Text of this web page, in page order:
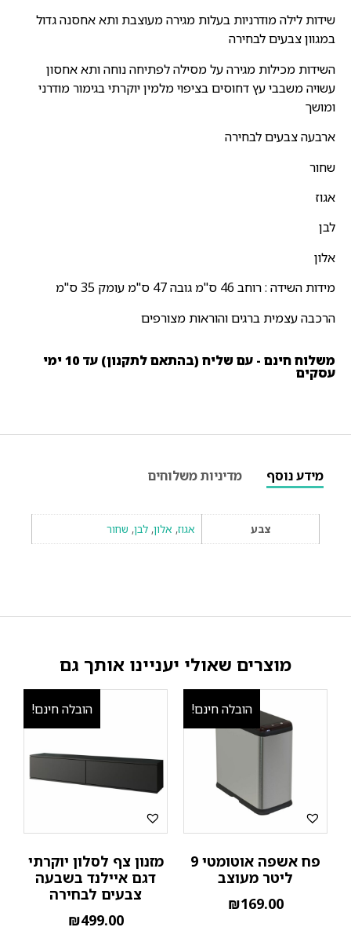
שידות לילה מודרניות בעלות מגירה מעוצבת ותא אחסנה גדול
במגוון צבעים לבחירה
השידות מכילות מגירה על מסילה לפתיחה נוחה ותא אחסון
עשויה משבבי עץ דחוסים בציפוי מלמין יוקרתי בגימור מודרני
ומושך
ארבעה צבעים לבחירה
שחור
אגוז
לבן
אלון
מידות השידה : רוחב 46 ס"מ גובה 47 ס"מ עומק 35 ס"מ
הרכבה עצמית ברגים והוראות מצורפים
משלוח חינם - עם שליח (בהתאם לתקנון) עד 10 ימי
עסקים
מידע נוסף מדיניות משלוחים
צבע אגוז, אלון, לבן, שחור
מוצרים שאולי יעניינו אותך גם
הובלה חינם!
פח אשפה אוטומטי 9
ליטר מעוצב
₪169.00
הובלה חינם!
מזנון צף לסלון יוקרתי
דגם איילנד בשבעה
צבעים לבחירה
₪499.00